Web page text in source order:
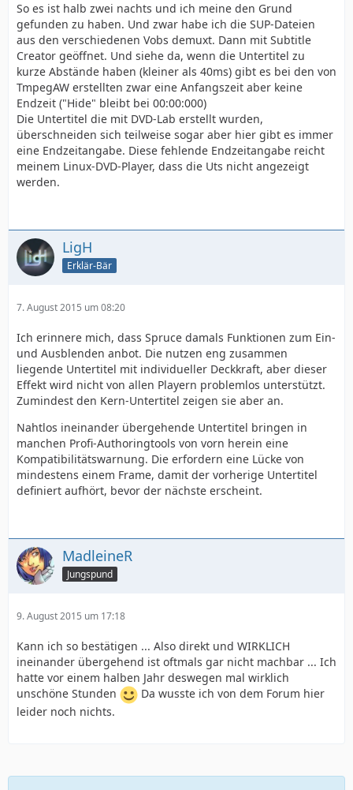
So es ist halb zwei nachts und ich meine den Grund
gefunden zu haben. Und zwar habe ich die SUP-Dateien
aus den verschiedenen Vobs demuxt. Dann mit Subtitle
Creator geöffnet. Und siehe da, wenn die Untertitel zu
kurze Abstände haben (kleiner als 40ms) gibt es bei den von
TmpegAW erstellten zwar eine Anfangszeit aber keine
Endzeit ("Hide" bleibt bei 00:00:000)
Die Untertitel die mit DVD-Lab erstellt wurden,
überschneiden sich teilweise sogar aber hier gibt es immer
eine Endzeitangabe. Diese fehlende Endzeitangabe reicht
meinem Linux-DVD-Player, dass die Uts nicht angezeigt
werden.
LigH
Erklär-Bär
7. August 2015 um 08:20
Ich erinnere mich, dass Spruce damals Funktionen zum Ein-
und Ausblenden anbot. Die nutzen eng zusammen
liegende Untertitel mit individueller Deckkraft, aber dieser
Effekt wird nicht von allen Playern problemlos unterstützt.
Zumindest den Kern-Untertitel zeigen sie aber an.
Nahtlos ineinander übergehende Untertitel bringen in
manchen Profi-Authoringtools von vorn herein eine
Kompatibilitätswarnung. Die erfordern eine Lücke von
mindestens einem Frame, damit der vorherige Untertitel
definiert aufhört, bevor der nächste erscheint.
MadleineR
Jungspund
9. August 2015 um 17:18
Kann ich so bestätigen ... Also direkt und WIRKLICH
ineinander übergehend ist oftmals gar nicht machbar ... Ich
hatte vor einem halben Jahr deswegen mal wirklich
unschöne Stunden
Da wusste ich von dem Forum hier
leider noch nichts.